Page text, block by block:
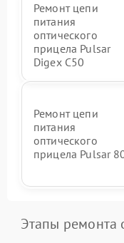
Ремонт цепи
питания
оптического
прицела Pulsar
Digex C50
Ремонт цепи
питания
оптического
прицела Pulsar
Этапы ремонта